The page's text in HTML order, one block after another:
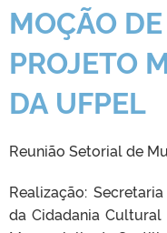
TELEFONES
MOÇÃO
PROJETO
DA UFPEL
Reunião Setorial de
Realização:
da Cidadania